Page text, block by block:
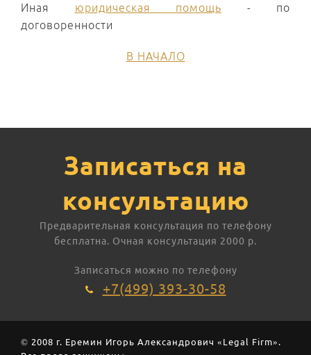
Иная юридическая помощь - по
договоренности
В НАЧАЛО
Записаться на
консультацию
Предварительная консультация по телефону
бесплатна. Очная консультация 2000 р.
Записаться можно по телефону
+7(499) 393-30-58
© 2008 г. Еремин Игорь Александрович «Legal Firm».